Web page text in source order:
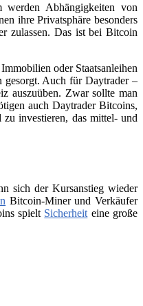
Abhängigkeiten von
ihre Privatsphäre besonders
zulassen. Das ist bei Bitcoin
oder Staatsanleihen
gesorgt. Auch für Daytrader –
auszuüben. Zwar sollte man
auch Daytrader Bitcoins,
investieren, das mittel- und
sich der Kursanstieg wieder
Bitcoin-Miner und Verkäufer
spielt Sicherheiteine große